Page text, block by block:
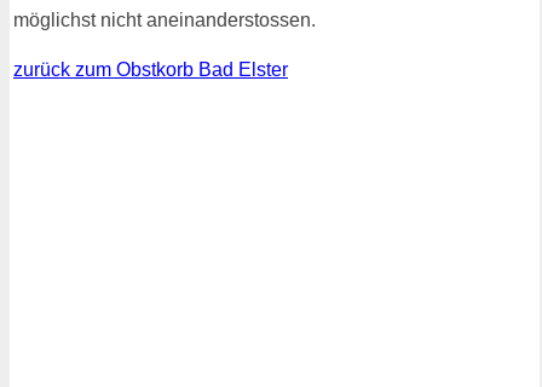
möglichst nicht aneinanderstossen.
zurück zum Obstkorb Bad Elster